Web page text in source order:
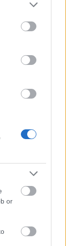
more Google
may click to
tags to
below Google
or